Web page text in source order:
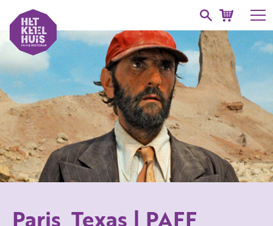
Paris, Texas | PAFF